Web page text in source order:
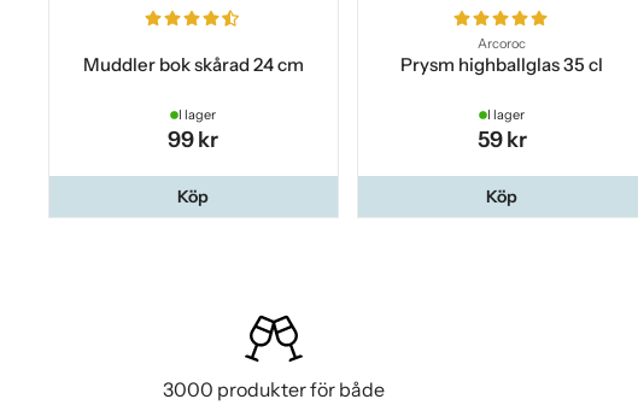
Muddler bok skårad 24 cm
I lager
99 kr
Köp
Arcoroc
Prysm highballglas 35 cl
I lager
59 kr
Köp
3000 produkter för både